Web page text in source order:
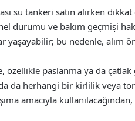
su tankeri satın alırken
durumu ve bakım geçmişi
yaşayabilir; bu nedenle, alım
özellikle paslanma ya da
da herhangi bir kirlilik veya
amacıyla